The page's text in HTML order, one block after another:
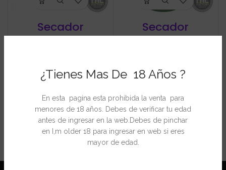
¿Tienes Mas De 18 Años ?
En esta pagina esta prohibida la venta para
menores de 18 años. Debes de verificar tu edad
antes de ingresar en la web.Debes de pinchar
en I,m older 18 para ingresar en web si eres
mayor de edad.
Secador
Secador